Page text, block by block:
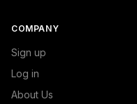
COMPANY
Sign up
Log in
About Us